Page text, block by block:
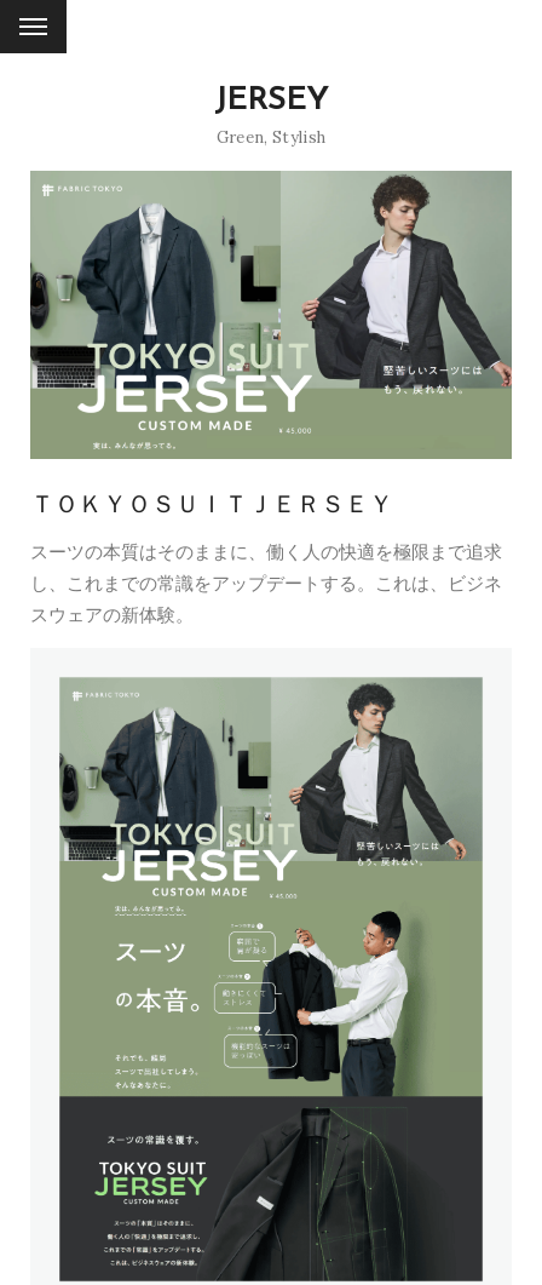
JERSEY
Green, Stylish
ＴＯＫＹＯＳＵＩＴＪＥＲＳＥＹ
スーツの本質はそのままに、働く人の快適を極限まで追求
し、これまでの常識をアップデートする。これは、ビジネ
スウェアの新体験。